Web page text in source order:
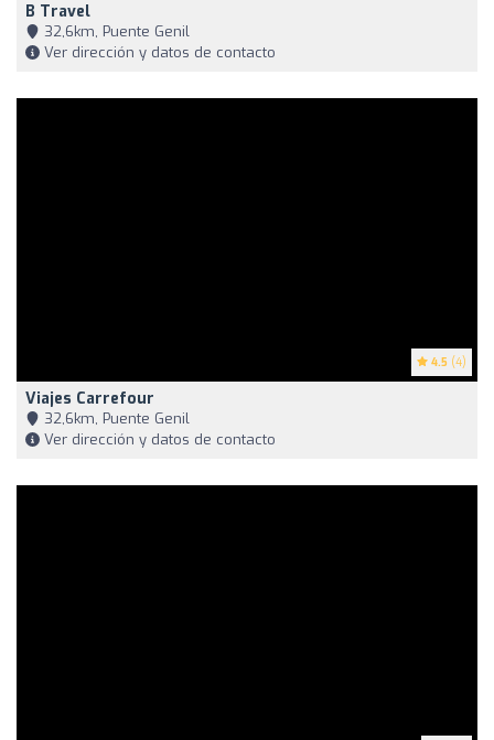
B Travel
32,6km, Puente Genil
Ver dirección y datos de contacto
4.5 (4)
Viajes Carrefour
32,6km, Puente Genil
Ver dirección y datos de contacto